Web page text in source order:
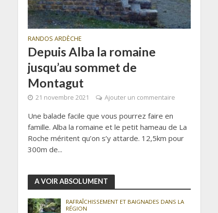
RANDOS ARDÈCHE
Depuis Alba la romaine
jusqu’au sommet de
Montagut
21 novembre 2021 Ajouter un commentaire
Une balade facile que vous pourrez faire en
famille. Alba la romaine et le petit hameau de La
Roche méritent qu’on s’y attarde. 12,5km pour
300m de...
A VOIR ABSOLUMENT
RAFRAÎCHISSEMENT ET BAIGNADES DANS LA
RÉGION